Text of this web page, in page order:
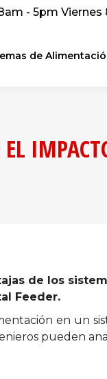
- 5pm
de
EL
de los
Feeder.
en un
pueden